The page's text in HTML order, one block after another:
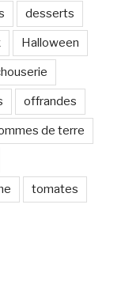
desserts
Halloween
offrandes
de terre
tomates